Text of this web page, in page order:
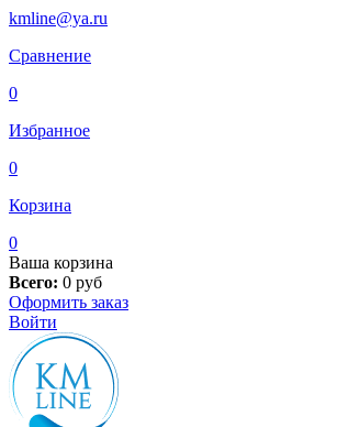
kmline@ya.ru
Сравнение
0
Избранное
0
Корзина
0
Ваша корзина
Всего: 0 руб
Оформить заказ
Войти